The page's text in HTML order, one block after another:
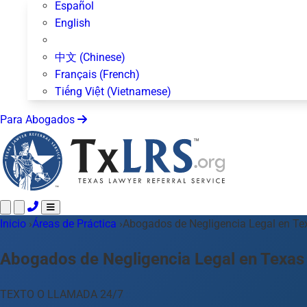
Español
English
中文 (Chinese)
Français (French)
Tiếng Việt (Vietnamese)
Para Abogados
Llame 24/7 · 512-872-4400 Envíe un Texto
Áreas de Práctica Más de 50 temas
Acerca de Nosotros
Inicio ›Áreas de Práctica ›Abogados de Negligencia Legal en
Abogados de Negligencia Legal en Texas
TEXTO O LLAMADA 24/7